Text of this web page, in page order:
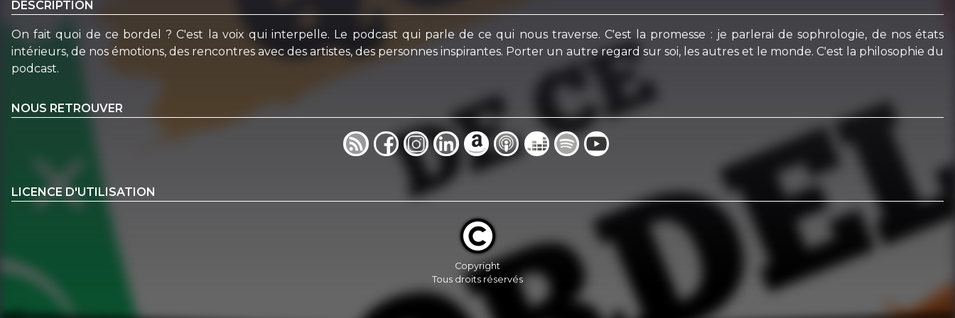
DESCRIPTION
On fait quoi de ce bordel ? C'est la voix qui interpelle. Le podcast qui parle de ce qui nous traverse. C'est la promesse : je parlerai de sophrologie, de nos états
intérieurs, de nos émotions, des rencontres avec des artistes, des personnes inspirantes. Porter un autre regard sur soi, les autres et le monde. C'est la philosophie du
podcast.
NOUS RETROUVER
LICENCE D'UTILISATION
Copyright
Tous droits réservés